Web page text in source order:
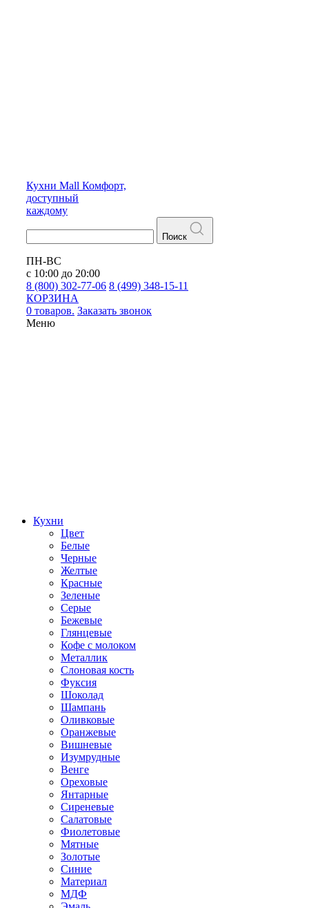
Кухни Mall Комфорт,
доступный
каждому
Поиск
ПН-ВС
с 10:00 до 20:00
8 (800) 302-77-06 8 (499) 348-15-11
КОРЗИНА
0 товаров. Заказать звонок
Меню
Кухни
Цвет
Белые
Черные
Желтые
Красные
Зеленые
Серые
Бежевые
Глянцевые
Кофе с молоком
Металлик
Слоновая кость
Фуксия
Шоколад
Шампань
Оливковые
Оранжевые
Вишневые
Изумрудные
Венге
Ореховые
Янтарные
Сиреневые
Салатовые
Фиолетовые
Мятные
Золотые
Синие
Материал
МДФ